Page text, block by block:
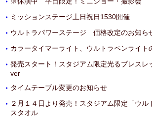
・ ミッションステージ土日祝日1530開催
・ ウルトラパワーステージ 価格改定のお知ら
・ カラータイマーライト、ウルトラペンライト
・ 発売スタート！スタジアム限定光るブレス
ver
・ タイムテーブル変更のお知らせ
・ ２月１４日より発売！スタジアム限定「ウ
スタオル